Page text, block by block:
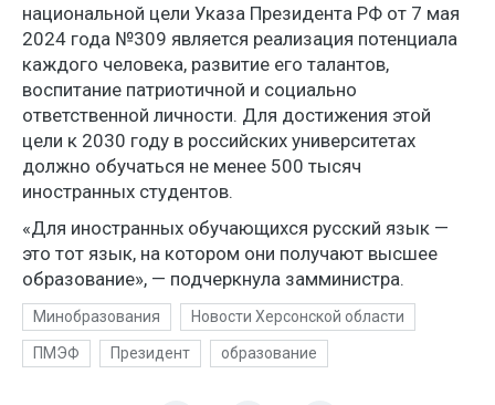
национальной цели Указа Президента РФ от 7 мая
2024 года №309 является реализация потенциала
каждого человека, развитие его талантов,
воспитание патриотичной и социально
ответственной личности. Для достижения этой
цели к 2030 году в российских университетах
должно обучаться не менее 500 тысяч
иностранных студентов.
«Для иностранных обучающихся русский язык —
это тот язык, на котором они получают высшее
образование», — подчеркнула замминистра.
Минобразования Новости Херсонской области
ПМЭФ Президент образование